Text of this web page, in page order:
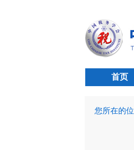
首页
您所在的位